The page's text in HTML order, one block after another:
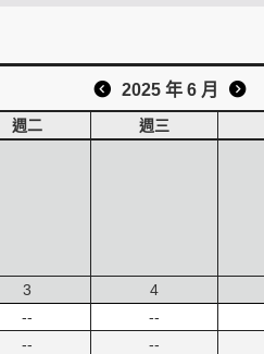
2025 年 6 月
週二 週三
3
--
--
4
--
--